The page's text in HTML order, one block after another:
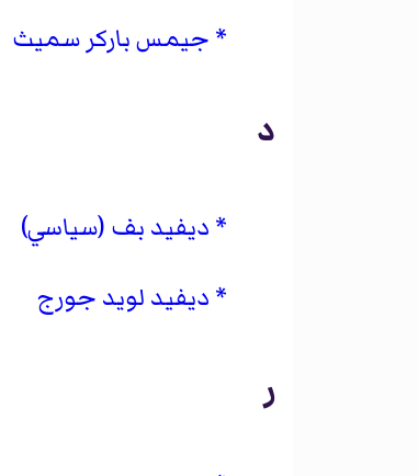
جيمس باركر سميث
د
ديفيد بف (سياسي)
ديفيد لويد جورج
ر